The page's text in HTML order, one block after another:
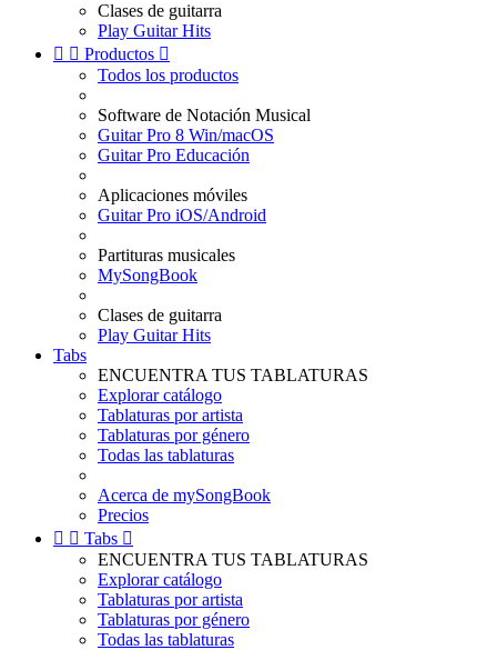
Clases de guitarra
Play Guitar Hits
  Productos 
Todos los productos
Software de Notación Musical
Guitar Pro 8 Win/macOS
Guitar Pro Educación
Aplicaciones móviles
Guitar Pro iOS/Android
Partituras musicales
MySongBook
Clases de guitarra
Play Guitar Hits
Tabs
ENCUENTRA TUS TABLATURAS
Explorar catálogo
Tablaturas por artista
Tablaturas por género
Todas las tablaturas
Acerca de mySongBook
Precios
  Tabs 
ENCUENTRA TUS TABLATURAS
Explorar catálogo
Tablaturas por artista
Tablaturas por género
Todas las tablaturas